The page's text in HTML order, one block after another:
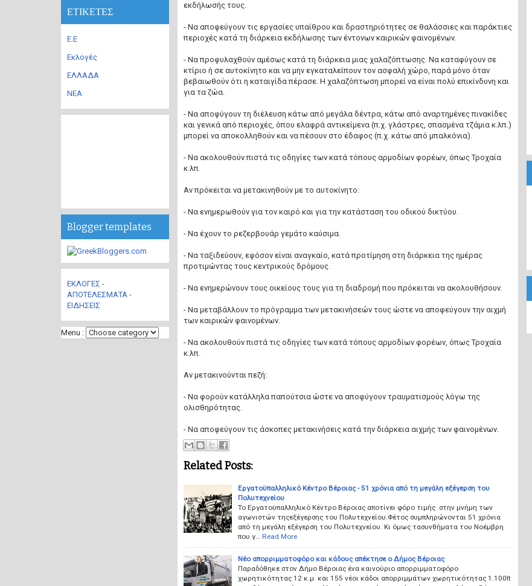
εκδήλωσής τους.
- Να αποφεύγουν τις εργασίες υπαίθρου και δραστηριότητες σε θαλάσσιες και παράκτιες
περιοχές κατά τη διάρκεια εκδήλωσης των έντονων καιρικών φαινομένων.
- Να προφυλαχθούν αμέσως κατά τη διάρκεια μιας χαλαζόπτωσης. Να καταφύγουν σε
κτίριο ή σε αυτοκίνητο και να μην εγκαταλείπουν τον ασφαλή χώρο, παρά μόνο όταν
βεβαιωθούν ότι η καταιγίδα πέρασε. Η χαλαζόπτωση μπορεί να είναι πολύ επικίνδυνη και
για τα ζώα.
- Να αποφύγουν τη διέλευση κάτω από μεγάλα δέντρα, κάτω από αναρτημένες πινακίδες
και γενικά από περιοχές, όπου ελαφρά αντικείμενα (π.χ. γλάστρες, σπασμένα τζάμια κ.λπ.)
μπορεί να αποκολληθούν και να πέσουν στο έδαφος (π.χ. κάτω από μπαλκόνια).
- Να ακολουθούν πιστά τις οδηγίες των κατά τόπους αρμοδίων φορέων, όπως Τροχαία
κ.λπ.
Αν πρόκειται να μετακινηθούν με το αυτοκίνητο:
- Να ενημερωθούν για τον καιρό και για την κατάσταση του οδικού δικτύου.
- Να έχουν το ρεζερβουάρ γεμάτο καύσιμα.
- Να ταξιδεύουν, εφόσον είναι αναγκαίο, κατά προτίμηση στη διάρκεια της ημέρας
προτιμώντας τους κεντρικούς δρόμους.
- Να ενημερώνουν τους οικείους τους για τη διαδρομή που πρόκειται να ακολουθήσουν.
- Να μεταβάλλουν το πρόγραμμα των μετακινήσεών τους ώστε να αποφεύγουν την αιχμή
των καιρικών φαινομένων.
- Να ακολουθούν πιστά τις οδηγίες των κατά τόπους αρμοδίων φορέων, όπως Τροχαία
κ.λπ.
Αν μετακινούνται πεζή:
- Να φορούν κατάλληλα παπούτσια ώστε να αποφύγουν τραυματισμούς λόγω της
ολισθηρότητας.
- Να αποφεύγουν τις άσκοπες μετακινήσεις κατά την διάρκεια αιχμής των φαινομένων.
Related Posts:
Εργατοϋπαλληλικό Κέντρο Βέροιας - 51 χρόνια από τη μεγάλη εξέγερση του
Πολυτεχνείου
Το Εργατοϋπαλληλικό Κέντρο Βέροιας αποτίνει φόρο τιμής στην μνήμη των
αγωνιστών τηςεξέγερσης του Πολυτεχνείου.Φέτος συμπληρώνονται 51 χρόνια
από τη μεγάλη εξέγερση του Πολυτεχνείου. Κι όμως τασυνθήματα του Νοέμβρη
που γ…
Read More
Νέο απορριμματοφόρο και κάδους απέκτησε ο Δήμος Βέροιας
Παραδόθηκε στον Δήμο Βέροιας ένα καινούριο απορριμματοφόρο
χωρητικότητας 12 κ.μ. και 155 νέοι κάδοι απορριμμάτων χωρητικότητας 1.100lt
ΕΤΙΚΕΤΕΣ
Ε.Ε
Εκλογές
ΕΛΛΑΔΑ
ΝΕΑ
Blogger templates
ΕΚΛΟΓΕΣ -
ΑΠΟΤΕΛΕΣΜΑΤΑ -
ΕΙΔΗΣΕΙΣ
Menu :